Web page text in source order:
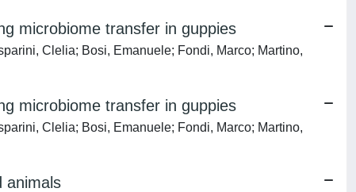
microbiome transfer in guppies
Clelia; Bosi, Emanuele; Fondi, Marco; Martino,
microbiome transfer in guppies
Clelia; Bosi, Emanuele; Fondi, Marco; Martino,
animals